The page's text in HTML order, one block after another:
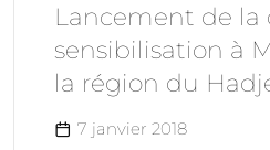
Lancement de
sensibilisation à
la région du
7 janvier 2018